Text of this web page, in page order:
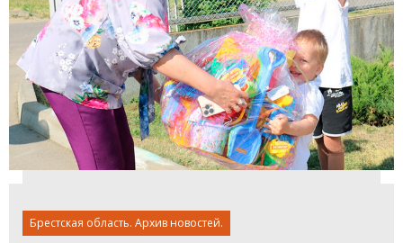
Брестская область. Архив новостей.